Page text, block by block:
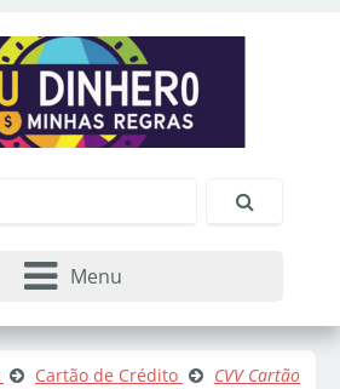
Menu
Cartão de Crédito
CVV Cartão